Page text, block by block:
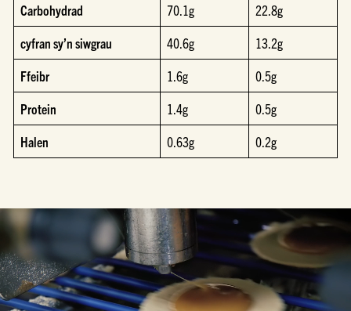
Carbohydrad
70.1g
22.8g
cyfran sy’n siwgrau
40.6g
13.2g
Ffeibr
1.6g
0.5g
Protein
1.4g
0.5g
Halen
0.63g 0.2g